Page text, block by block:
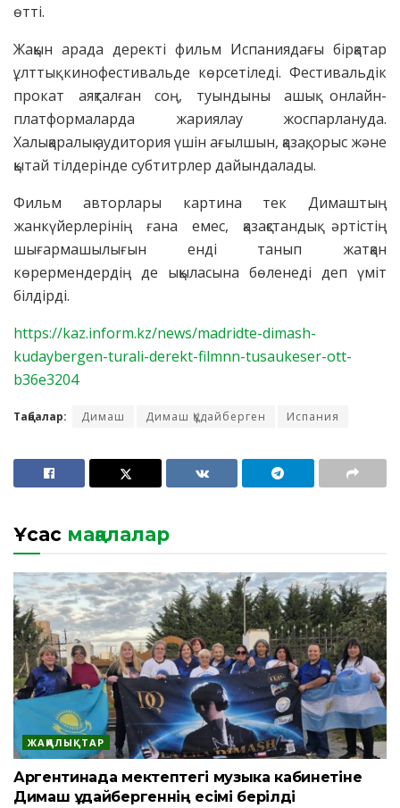
өтті.
Жақын арада деректі фильм Испаниядағы бірқатар
ұлттық кинофестивальде көрсетіледі. Фестивальдік
прокат аяқталған соң, туындыны ашық онлайн-
платформаларда жариялау жоспарлануда.
Халықаралық аудитория үшін ағылшын, қазақ, орыс және
қытай тілдерінде субтитрлер дайындалады.
Фильм авторлары картина тек Димаштың
жанкүйерлерінің ғана емес, қазақстандық әртістің
шығармашылығын енді танып жатқан
көрермендердің де ықыласына бөленеді деп үміт
білдірді.
https://kaz.inform.kz/news/madridte-dimash-
kudaybergen-turali-derekt-filmnn-tusaukeser-ott-
b36e3204
Таңбалар: Димаш Димаш Құдайберген Испания
Ұқсас мақалалар
ЖАҢАЛЫҚТАР
Аргентинада мектептегі музыка кабинетіне
Димаш Құдайбергеннің есімі берілді